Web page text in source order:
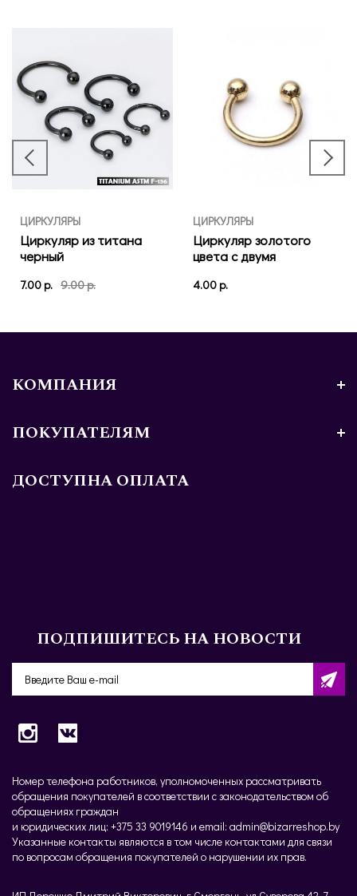
ЦИРКУЛЯРЫ
Циркуляр из титана
черный
7.00 р. 9.00 р.
ЦИРКУЛЯРЫ
Циркуляр золотого
цвета с двумя
4.00 р.
КОМПАНИЯ
ПОКУПАТЕЛЯМ
ДОСТУПНА ОПЛАТА
ПОДПИШИТЕСЬ НА НОВОСТИ
Номер телефона работников, уполномоченных рассматривать
обращения покупателей в соответствии с законодательством об
обращениях граждан
и юридических лиц: +375 33 9019146 и email: admin@bizarreshop.by
Указанные контакты являются в том числе контактами для связи
по вопросам обращения покупателей о нарушении их прав.